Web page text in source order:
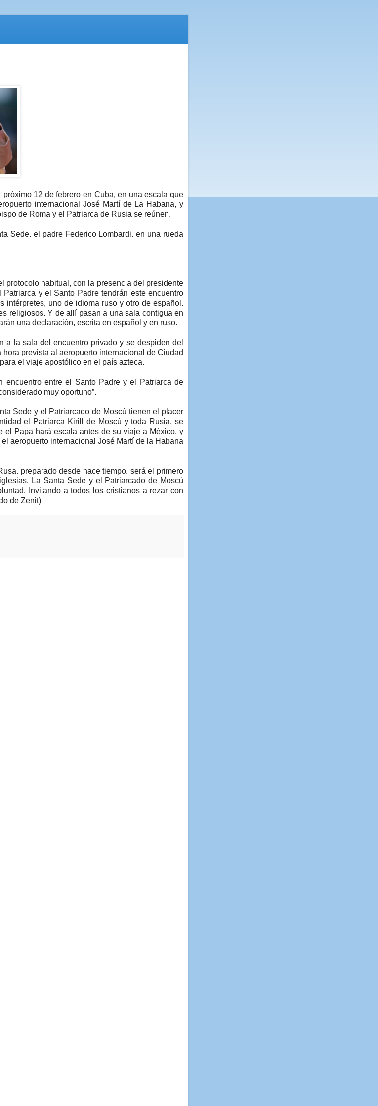
12 de febrero en Cuba, en una escala que
internacional José Martí de La Habana, y
de Roma y el Patriarca de Rusia se reúnen.
Sede, el padre Federico Lombardi, en una rueda
protocolo habitual, con la presencia del presidente
y el Santo Padre tendrán este encuentro
intérpretes, uno de idioma ruso y otro de español.
religiosos. Y de allí pasan a una sala contigua en
una declaración, escrita en español y en ruso.
a la sala del encuentro privado y se despiden del
prevista al aeropuerto internacional de Ciudad
el viaje apostólico en el país azteca.
encuentro entre el Santo Padre y el Patriarca de
muy oportuno”.
Sede y el Patriarcado de Moscú tienen el placer
el Patriarca Kirill de Moscú y toda Rusia, se
el Papa hará escala antes de su viaje a México, y
aeropuerto internacional José Martí de la Habana
preparado desde hace tiempo, será el primero
La Santa Sede y el Patriarcado de Moscú
Invitando a todos los cristianos a rezar con
de Zenit)